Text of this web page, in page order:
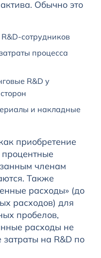
Обычно это
сотрудников
процесса
R&D у
и накладные
приобретение
членам
Также
расходы» (до
расходов) для
пробелов,
расходы не
на R&D по